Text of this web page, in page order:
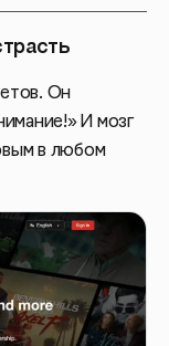
Он
И мозг
в любом